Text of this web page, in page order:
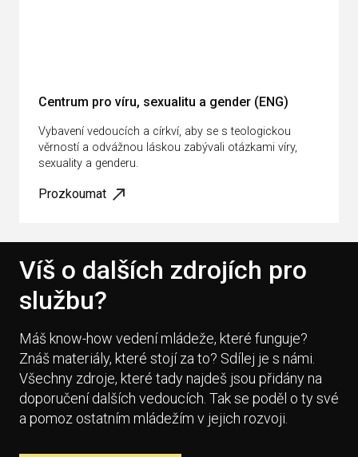
Centrum pro víru, sexualitu a gender (ENG)
Vybavení vedoucích a církví, aby se s teologickou
věrností a odvážnou láskou zabývali otázkami víry,
sexuality a genderu.
Prozkoumat
Víš o dalších zdrojích pro
službu?
Máš know-how vedení mládeže, které funguje?
Znáš materiály, které stojí za to? Sdílej je s námi.
Všechny zdroje, které tady najdeš jsou přidány na
doporučení dalších vedoucích. Tak se poděl o ty své
a pomoz ostatním mládežím v jejich rozvoji.